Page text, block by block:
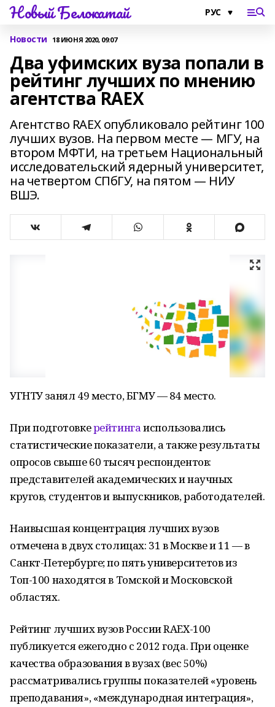
Новый Белокатай
Новости 18 ИЮНЯ 2020, 09:07
Два уфимских вуза попали в
рейтинг лучших по мнению
агентства RAEX
Агентство RAEX опубликовало рейтинг 100
лучших вузов. На первом месте — МГУ, на
втором МФТИ, на третьем Национальный
исследовательский ядерный университет,
на четвертом СПбГУ, на пятом — НИУ
ВШЭ.
УГНТУ занял 49 место, БГМУ — 84 место.
При подготовкерейтингаиспользовались
статистические показатели, а также результаты
опросов свыше 60 тысяч респондентов:
представителей академических и научных
кругов, студентов и выпускников, работодателей.
Наивысшая концентрация лучших вузов
отмечена в двух столицах: 31 в Москве и 11 — в
Санкт-Петербурге; по пять университетов из
Топ-100 находятся в Томской и Московской
областях.
Рейтинг лучших вузов России RAEX-100
публикуется ежегодно с 2012 года. При оценке
качества образования в вузах (вес 50%)
рассматривались группы показателей «уровень
преподавания», «международная интеграция»,